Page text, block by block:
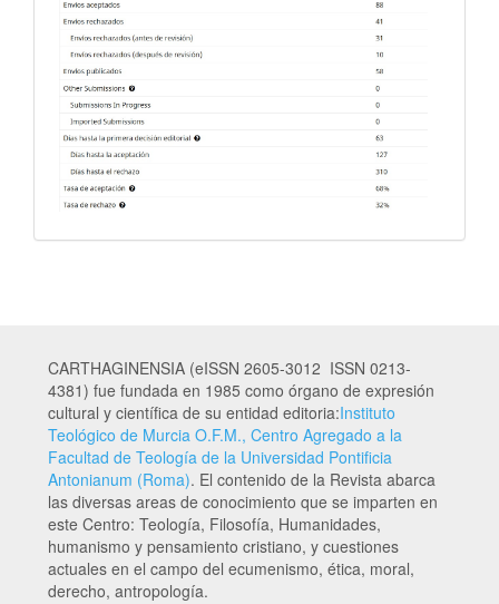
CARTHAGINENSIA (eISSN 2605-3012 ISSN 0213-
4381) fue fundada en 1985 como órgano de expresión
cultural y científica de su entidad editoria:Instituto
Teológico de Murcia O.F.M., Centro Agregado a la
Facultad de Teología de la Universidad Pontificia
Antonianum (Roma). El contenido de la Revista abarca
las diversas areas de conocimiento que se imparten en
este Centro: Teología, Filosofía, Humanidades,
humanismo y pensamiento cristiano, y cuestiones
actuales en el campo del ecumenismo, ética, moral,
derecho, antropología.